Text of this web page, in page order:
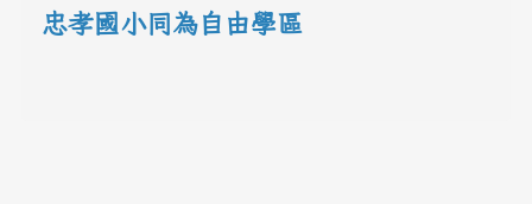
忠孝國小同為自由學區